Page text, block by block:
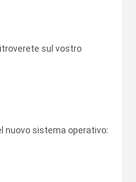
sul vostro
nuovo sistema operativo: